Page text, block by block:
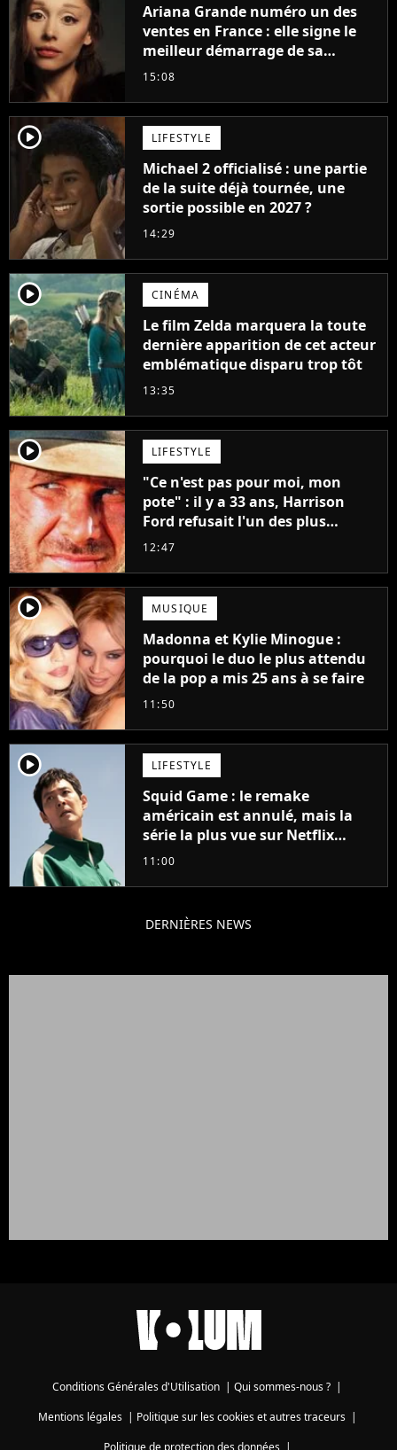
Ariana Grande numéro un des
ventes en France : elle signe le
meilleur démarrage de sa
carrière avec son album Petal
15:08
player2 LIFESTYLE
Michael 2 officialisé : une partie
de la suite déjà tournée, une
sortie possible en 2027 ?
14:29
player2 CINÉMA
Le film Zelda marquera la toute
dernière apparition de cet acteur
emblématique disparu trop tôt
13:35
player2 LIFESTYLE
"Ce n'est pas pour moi, mon
pote" : il y a 33 ans, Harrison
Ford refusait l'un des plus
grands succès de tous les temps
12:47
player2 MUSIQUE
Madonna et Kylie Minogue :
pourquoi le duo le plus attendu
de la pop a mis 25 ans à se faire
11:50
player2 LIFESTYLE
Squid Game : le remake
américain est annulé, mais la
série la plus vue sur Netflix
pourrait avoir une version
11:00
DERNIÈRES NEWS
Conditions Générales d'Utilisation | Qui sommes-nous ? |
Mentions légales| Politique sur les cookies et autres traceurs|
Politique de protection des données|